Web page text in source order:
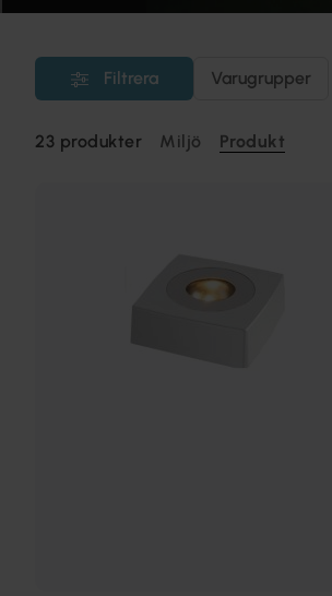
Filtrera Varugrupper
23 produkter Miljö Produkt